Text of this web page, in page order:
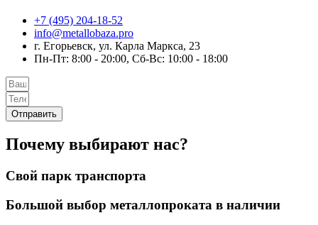
+7 (495) 204-18-52
info@metallobaza.pro
г. Егорьевск, ул. Карла Маркса, 23
Пн-Пт: 8:00 - 20:00, Сб-Вс: 10:00 - 18:00
Отправить
Почему выбирают нас?
Свой парк транспорта
Большой выбор металлопроката в наличии